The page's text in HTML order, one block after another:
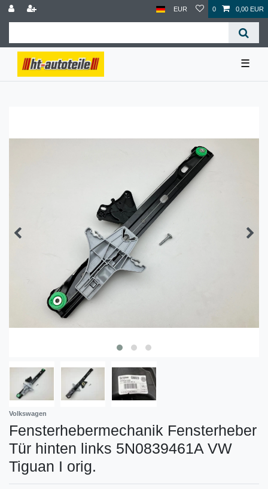
EUR 0 0,00 EUR
☰
Volkswagen
Fensterhebermechanik Fensterheber
Tür hinten links 5N0839461A VW
Tiguan I orig.